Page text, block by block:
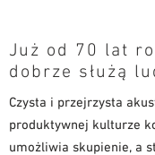
Już od 70 lat
dobrze służą
Czysta i przejrzysta
produktywnej kulturze
umożliwia skupienie, a